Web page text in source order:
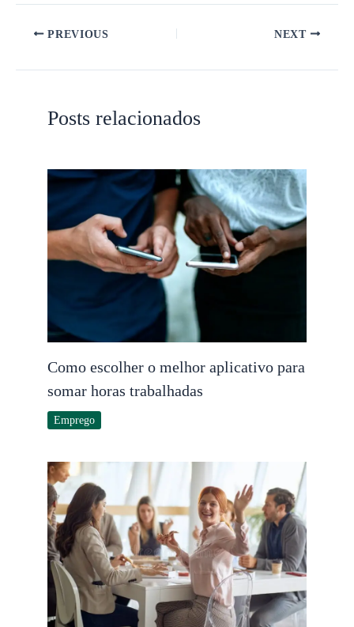
PREVIOUS NEXT
Posts relacionados
Como escolher o melhor aplicativo para
somar horas trabalhadas
Emprego